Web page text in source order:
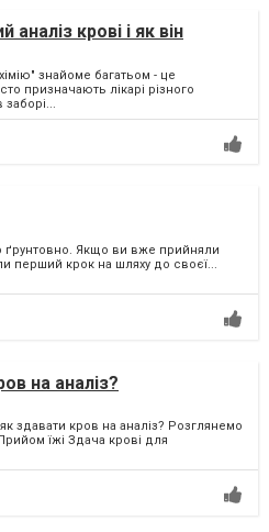
аналіз крові і як він
знайоме багатьом - це
призначають лікарі різного
ґрунтовно. Якщо ви вже прийняли
перший крок на шляху до своєї...
на аналіз?
здавати кров на аналіз? Розглянемо
їжі Здача крові для